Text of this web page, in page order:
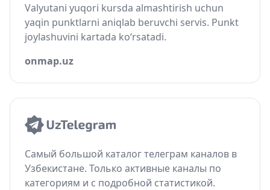
Valyutani yuqori kursda almashtirish uchun
yaqin punktlarni aniqlab beruvchi servis. Punkt
joylashuvini kartada ko‘rsatadi.
onmap.uz
Самый большой каталог телеграм каналов в
Узбекистане. Только активные каналы по
категориям и с подробной статистикой.